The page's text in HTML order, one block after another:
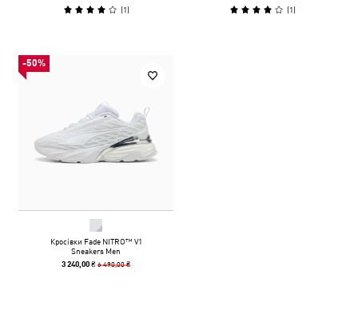
(1) (1)
-50%
Кросівки Fade NITRO™ V1
Sneakers Men
3 240,00 ₴6 490,00 ₴